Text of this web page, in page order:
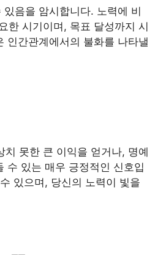
음을 암시합니다. 노력에 비
한 시기이며, 목표 달성까지 시
인간관계에서의 불화를 나타낼
못한 큰 이익을 얻거나, 명예
수 있는 매우 긍정적인 신호입
있으며, 당신의 노력이 빛을